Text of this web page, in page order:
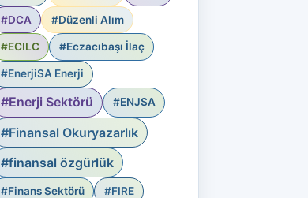
#DCA #Düzenli Alım
#ECILC #Eczacıbaşı İlaç
#EnerjiSA Enerji
#Enerji Sektörü #ENJSA
#Finansal Okuryazarlık
#finansal özgürlük
#Finans Sektörü #FIRE